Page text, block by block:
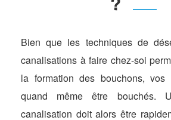
Bien que les techniques de
canalisations à faire chez-soi
la formation des bouchons, vos
quand même être bouchés.
canalisation doit alors être